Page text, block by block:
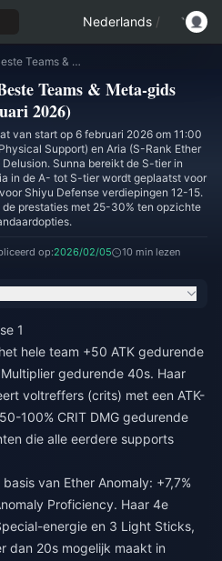
Nederlands /
ZZZ 2.6 Tier List: Beste Teams & Meta-gids (februari 2026)
Teams & Meta-gids
2026)
van start op 6 februari 2026 om 11:00
Support) en Aria (S-Rank Ether
Sunna bereikt de S-tier in
in de A- tot S-tier wordt geplaatst voor
Shiyu Defense verdiepingen 12-15.
prestaties met 25-30% ten opzichte
op:2026/02/05 10 min lezen
1
hele team +50 ATK gedurende
gedurende 40s. Haar
voltreffers (crits) met een ATK-
100% CRIT DMG gedurende
die alle eerdere supports
van Ether Anomaly: +7,7%
Proficiency. Haar 4e
energie en 3 Light Sticks,
dan 20s mogelijk maakt in